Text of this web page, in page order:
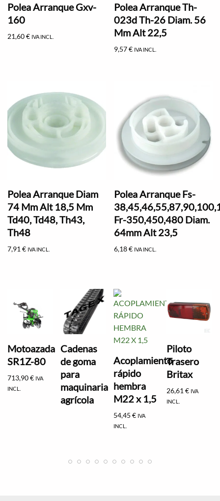
Polea Arranque Gxv-
160
21,60€ IVA INCL.
Polea Arranque Th-
023d Th-26 Diam. 56
Mm Alt 22,5
9,57€ IVA INCL.
Polea Arranque Diam
74 Mm Alt 18,5 Mm
Td40, Td48, Th43,
Th48
7,91 € IVA INCL.
Polea Arranque Fs-
Fr-350,450,480 Diam.
64mm Alt 23,5
6,18€ IVA INCL.
Motoazada
SR1Z-80
713,90€ IVA
INCL.
Cadenas
de goma
para
maquinaria
agrícola
Acoplamiento
rápido
hembra
M22 x 1,5
54,45€ IVA
INCL.
Piloto
Trasero
Britax
26,61€ IVA
INCL.